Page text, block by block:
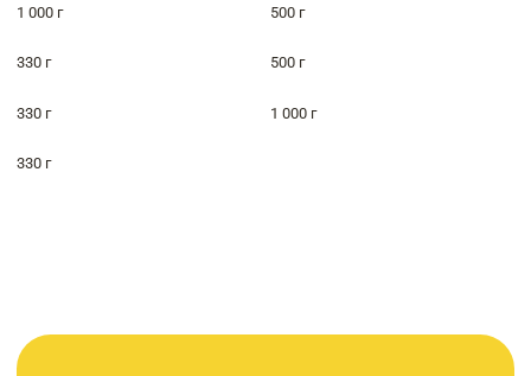
1 000 г 500 г
330 г 500 г
330 г 1 000 г
330 г